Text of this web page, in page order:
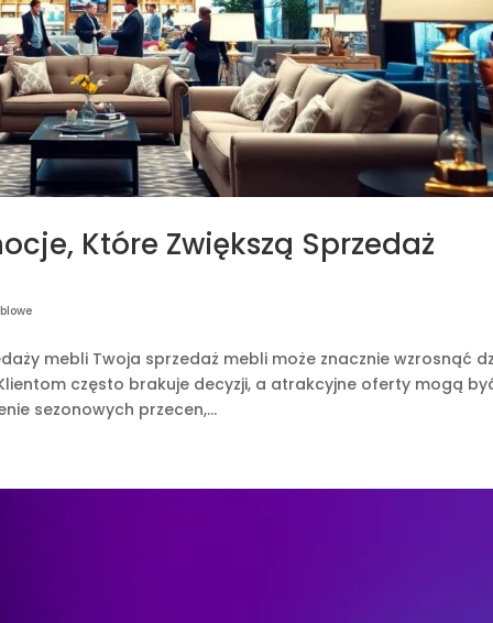
Które Zwiększą Sprzedaż
mebli Twoja sprzedaż mebli może znacznie wzrosnąć
często brakuje decyzji, a atrakcyjne oferty mogą
sezonowych przecen,...